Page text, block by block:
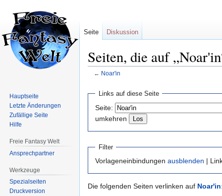
Seiten, die auf
← Noar'in
Navigation
springen
springen
Links auf diese Seite
Seite:
umkehren
Filter
Vorlageneinbindungen ausblenden |
Die folgenden Seiten verlinken auf Noar'in
Seite Diskussion
Hauptseite
Letzte Änderungen
Zufällige Seite
Hilfe
Freie Fantasy Welt
Ansprechpartner
Werkzeuge
Spezialseiten
Druckversion